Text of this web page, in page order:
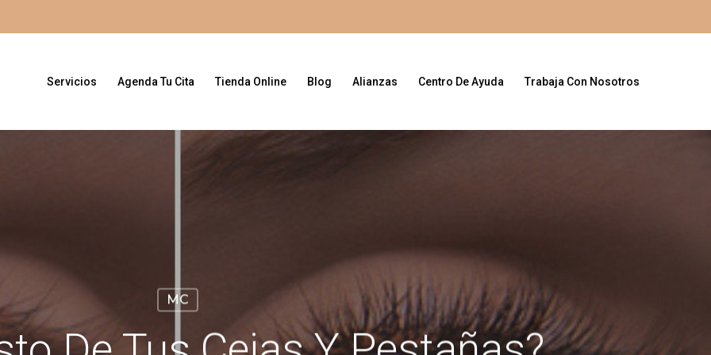
Servicios Agenda Tu Cita Tienda Online Blog Alianzas Centro De Ayuda Trabaja Con Nosotros
MC